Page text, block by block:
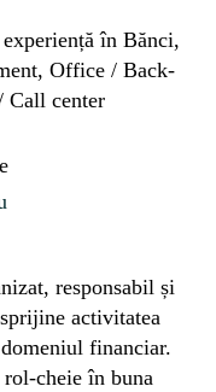
în Bănci,
Office / Back-
Call center
responsabil și
activitatea
financiar.
rol-cheie în buna